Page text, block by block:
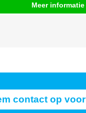
Meer informatie
contact op